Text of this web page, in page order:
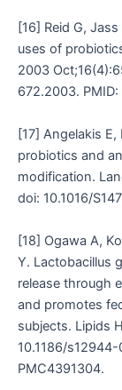
[16] Reid G,
uses of
2003
672.2003.
[17] Angelakis
probiotics and
modification.
doi: 10.1016/
[18] Ogawa A,
Y. Lactobacillus
release through
and promotes
subjects. Lipids
10.1186/
PMC4391304.